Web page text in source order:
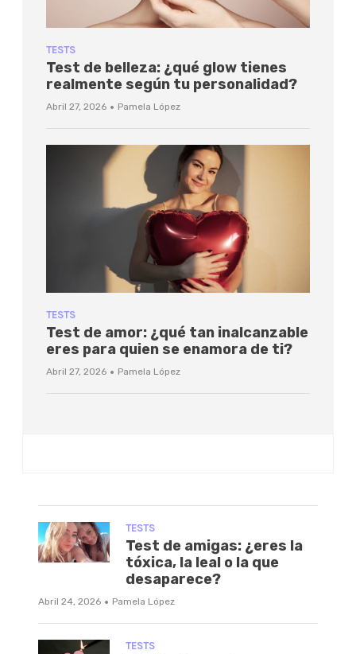
TESTS
Test de belleza: ¿qué glow tienes
realmente según tu personalidad?
Abril 27, 2026 · Pamela López
TESTS
Test de amor: ¿qué tan inalcanzable
eres para quien se enamora de ti?
Abril 27, 2026 · Pamela López
TESTS
Test de amigas: ¿eres la
tóxica, la leal o la que
desaparece?
Abril 24, 2026 · Pamela López
TESTS